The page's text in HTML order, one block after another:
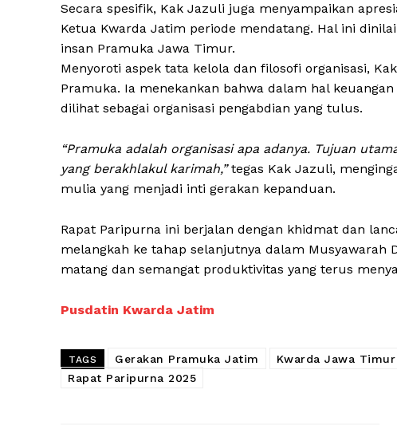
Secara spesifik, Kak Jazuli juga menyampaikan
Ketua Kwarda Jatim periode mendatang. Hal ini
insan Pramuka Jawa Timur.
Menyoroti aspek tata kelola dan filosofi organisasi,
Pramuka. Ia menekankan bahwa dalam hal
dilihat sebagai organisasi pengabdian yang tulus.
“Pramuka adalah organisasi apa adanya. Tujuan
yang berakhlakul karimah,”tegas Kak Jazuli,
mulia yang menjadi inti gerakan kepanduan.
Rapat Paripurna ini berjalan dengan khidmat dan
melangkah ke tahap selanjutnya dalam Musyawarah
matang dan semangat produktivitas yang terus
Pusdatin Kwarda Jatim
TAGS Gerakan Pramuka Jatim Kwarda Jawa Timur
Rapat Paripurna 2025